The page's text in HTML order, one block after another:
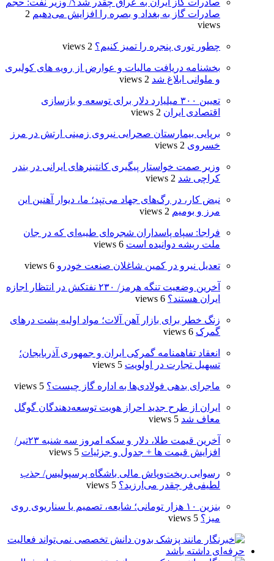
صادرات گاز ایران به عراق چقدر شد؟/ وزیر نفت: حجم
صادرات گاز به بغداد و بصره را افزایش می‌دهیم 2
views
چطور توری پنجره را تمیز کنیم؟ 2 views
بخشنامه دریافت مالیات و عوارض از رویه های کولبری
و ملوانی ابلاغ شد 2 views
تعیین ۳۰۰ میلیارد دلار برای توسعه و بازسازی
اقتصادی ایران 2 views
برپایی بیمارستان صحرایی نیروی زمینی ارتش در مرز
خسروی 2 views
وزیر صمت خواستار پیگیری کانتینرهای ایرانی در بندر
کراچی شد 2 views
نبض کار، در رگ‌های جهاد می‌تپد؛ ما، دیوار آهنین این
مرز و بومیم 2 views
فراجا: سپاه پاسداران شجره‌ای طیبه‌ای که در جان
ملت ریشه دوانیده است 6 views
تعدیل نیرو در کمین شاغلان صنعت خودرو 6 views
آخرین وضعیت تنگه هرمز/ ۲۳۰ نفتکش در انتظار اجازه
ایران هستند؟ 6 views
زنگ خطر برای بازار آهن آلات؛ مواد اولیه پشت درهای
گمرک 6 views
انعقاد تفاهمنامه گمرکی ایران و جمهوری آذربایجان؛
تسهیل تجارت در اولویت 5 views
ماجرای بدهی فولادی‌ها به اداره گاز چیست؟ 5 views
ایران از طرح جدید احراز هویت توسعه‌دهندگان گوگل
معاف شد 5 views
آخرین قیمت طلا، دلار و سکه امروز سه شنبه ۲۳تیر/
افزایش قیمت ها + جدول و جزئیات 5 views
رسوایی ریخت‌وپاش مالی باشگاه پرسپولیس/ جذب
لطیفی‌فر چقدر می‌ارزید؟ 5 views
بنزین ۱۰ هزار تومانی؛ شایعه، تصمیم یا سناریوی روی
میز؟ 5 views